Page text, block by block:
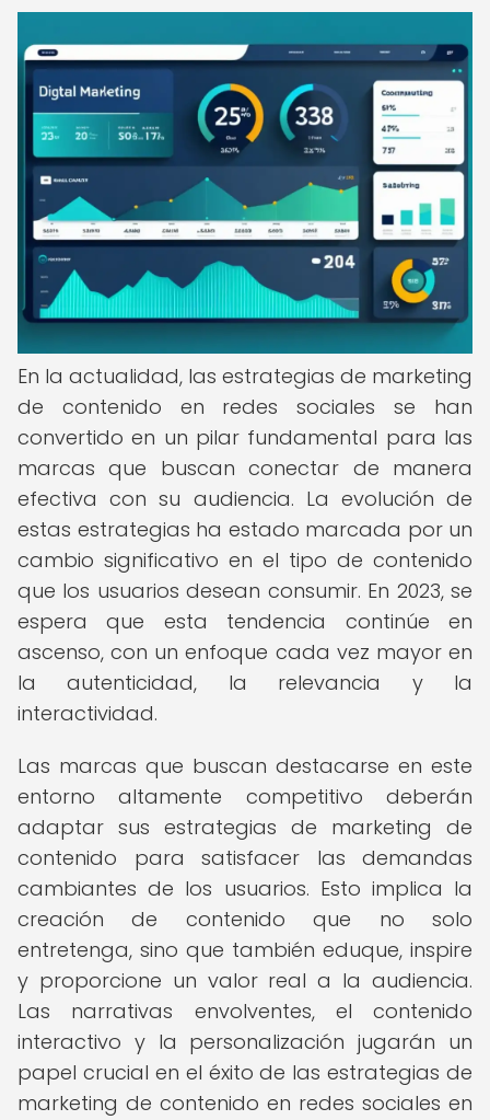
En la actualidad, las estrategias de marketing
de contenido en redes sociales se han
convertido en un pilar fundamental para las
marcas que buscan conectar de manera
efectiva con su audiencia. La evolución de
estas estrategias ha estado marcada por un
cambio significativo en el tipo de contenido
que los usuarios desean consumir. En 2023, se
espera que esta tendencia continúe en
ascenso, con un enfoque cada vez mayor en
la autenticidad, la relevancia y la
interactividad.
Las marcas que buscan destacarse en este
entorno altamente competitivo deberán
adaptar sus estrategias de marketing de
contenido para satisfacer las demandas
cambiantes de los usuarios. Esto implica la
creación de contenido que no solo
entretenga, sino que también eduque, inspire
y proporcione un valor real a la audiencia.
Las narrativas envolventes, el contenido
interactivo y la personalización jugarán un
papel crucial en el éxito de las estrategias de
marketing de contenido en redes sociales en